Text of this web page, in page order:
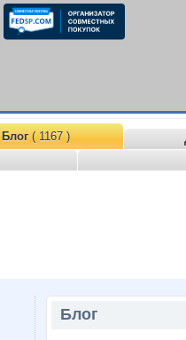
Блог( 1167 )
Блог